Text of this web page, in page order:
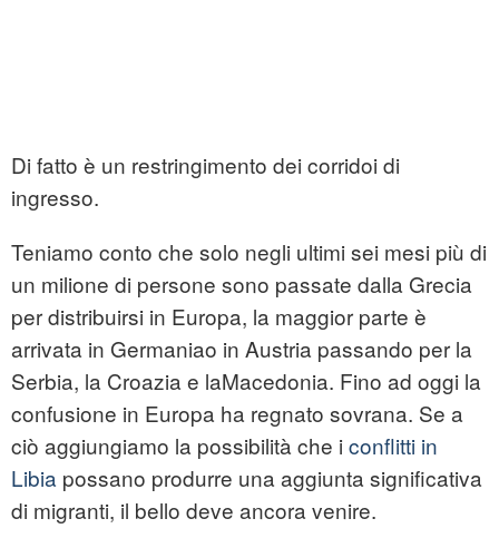
Di fatto è un restringimento dei corridoi di
ingresso.
Teniamo conto che solo negli ultimi sei mesi più di
un milione di persone sono passate dalla Grecia
per distribuirsi in Europa, la maggior parte è
arrivata in Germaniao in Austria passando per la
Serbia, la Croazia e laMacedonia. Fino ad oggi la
confusione in Europa ha regnato sovrana. Se a
ciò aggiungiamo la possibilità che i conflitti in
Libia possano produrre una aggiunta significativa
di migranti, il bello deve ancora venire.